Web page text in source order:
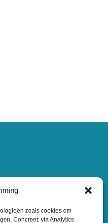
zoals cookies om
Concreet: via Analytics